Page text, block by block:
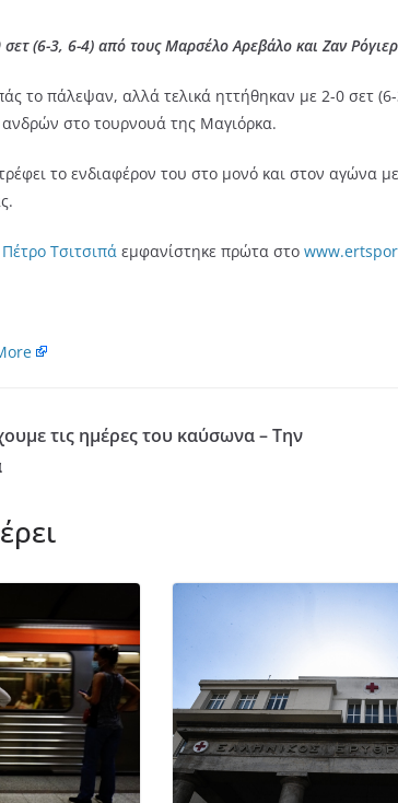
(6-3, 6-4) από τους Μαρσέλο Αρεβάλο και Ζαν
το πάλεψαν, αλλά τελικά ηττήθηκαν με 2-0 σετ
στο τουρνουά της Μαγιόρκα.
το ενδιαφέρον του στο μονό και στον αγώνα
Τσιτσιπά εμφανίστηκε πρώτα στο
τις ημέρες του καύσωνα – Την